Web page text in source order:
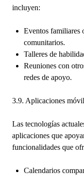
incluyen:
Eventos familiares
comunitarios.
Talleres de
Reuniones con
redes de apoyo.
3.9. Aplicaciones
Las tecnologías
aplicaciones que
funcionalidades que
Calendarios